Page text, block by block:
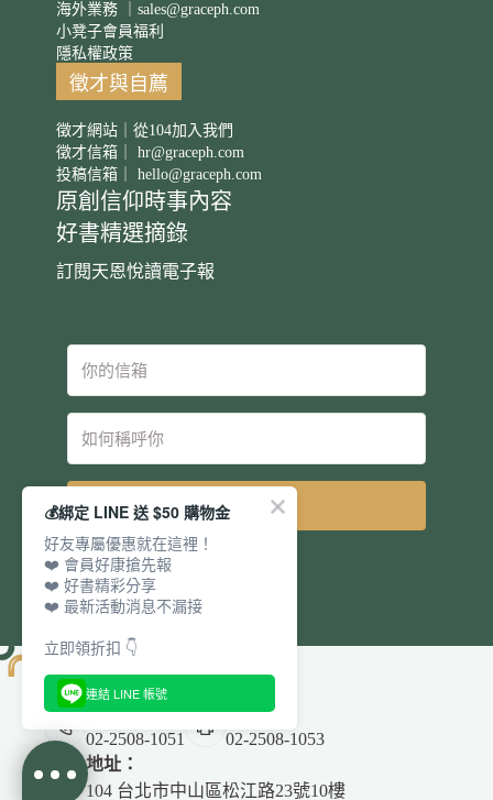
海外業務 ｜ sales@graceph.com
小凳子會員福利
隱私權政策
徵才與自薦
徵才網站｜從104加入我們
徵才信箱｜ hr@graceph.com
投稿信箱｜ hello@graceph.com
原創信仰時事內容
好書精選摘錄
訂閱天恩悅讀電子報
立即訂閱
電話：
02-2508-1051
傳真：
02-2508-1053
地址：
104 台北市中山區松江路23號10樓
💰綁定 LINE 送 $50 購物金
好友專屬優惠就在這裡！
❤️ 會員好康搶先報
❤️ 好書精彩分享
❤️ 最新活動消息不漏接
立即領折扣 👇
連結 LINE 帳號